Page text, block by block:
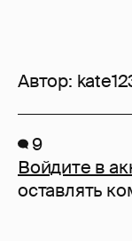
Автор:
9
Войдите в
оставлять